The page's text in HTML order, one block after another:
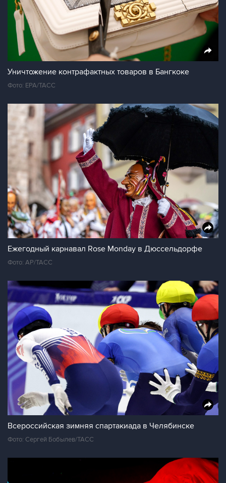
Уничтожение контрафактных товаров в Бангкоке
Фото: EPA/ТАСС
Ежегодный карнавал Rose Monday в Дюссельдорфе
Фото: AP/ТАСС
Всероссийская зимняя спартакиада в Челябинске
Фото: Сергей Бобылев/ТАСС